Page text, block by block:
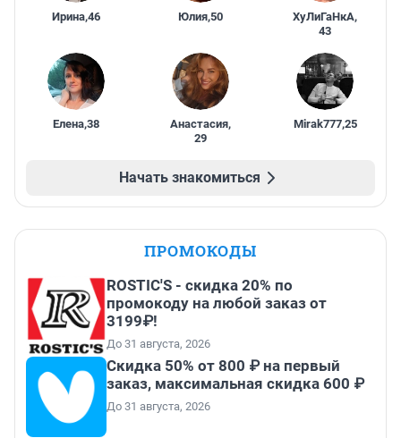
Ирина,46 Юлия,50 ХуЛиГаНкА,
43
Елена,38 Анастасия,
29
Mirak777,25
Начать знакомиться
ПРОМОКОДЫ
ROSTIC'S - скидка 20% по
промокоду на любой заказ от
3199₽!
До 31 августа, 2026
Скидка 50% от 800 ₽ на первый
заказ, максимальная скидка 600 ₽
До 31 августа, 2026